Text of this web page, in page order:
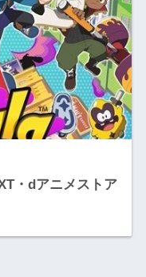
・dアニメストア